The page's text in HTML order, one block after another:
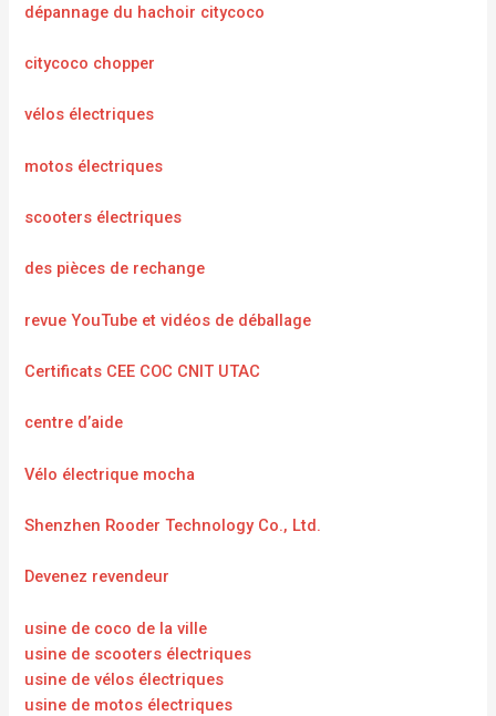
dépannage du hachoir citycoco
citycoco chopper
vélos électriques
motos électriques
scooters électriques
des pièces de rechange
revue YouTube et vidéos de déballage
Certificats CEE COC CNIT UTAC
centre d’aide
Vélo électrique mocha
Shenzhen Rooder Technology Co., Ltd.
Devenez revendeur
usine de coco de la ville
usine de scooters électriques
usine de vélos électriques
usine de motos électriques